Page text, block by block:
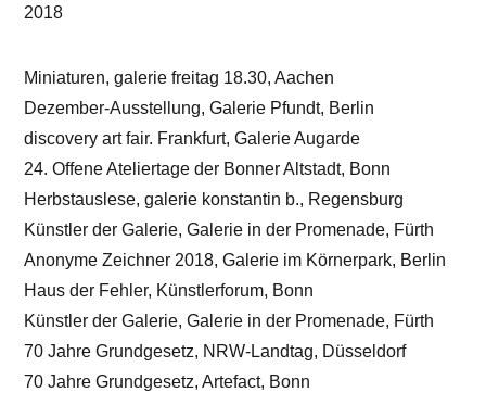
2018
Miniaturen, galerie freitag 18.30, Aachen
Dezember-Ausstellung, Galerie Pfundt, Berlin
discovery art fair. Frankfurt, Galerie Augarde
24. Offene Ateliertage der Bonner Altstadt, Bonn
Herbstauslese, galerie konstantin b., Regensburg
Künstler der Galerie, Galerie in der Promenade, Fürth
Anonyme Zeichner 2018, Galerie im Körnerpark, Berlin
Haus der Fehler, Künstlerforum, Bonn
Künstler der Galerie, Galerie in der Promenade, Fürth
70 Jahre Grundgesetz, NRW-Landtag, Düsseldorf
70 Jahre Grundgesetz, Artefact, Bonn